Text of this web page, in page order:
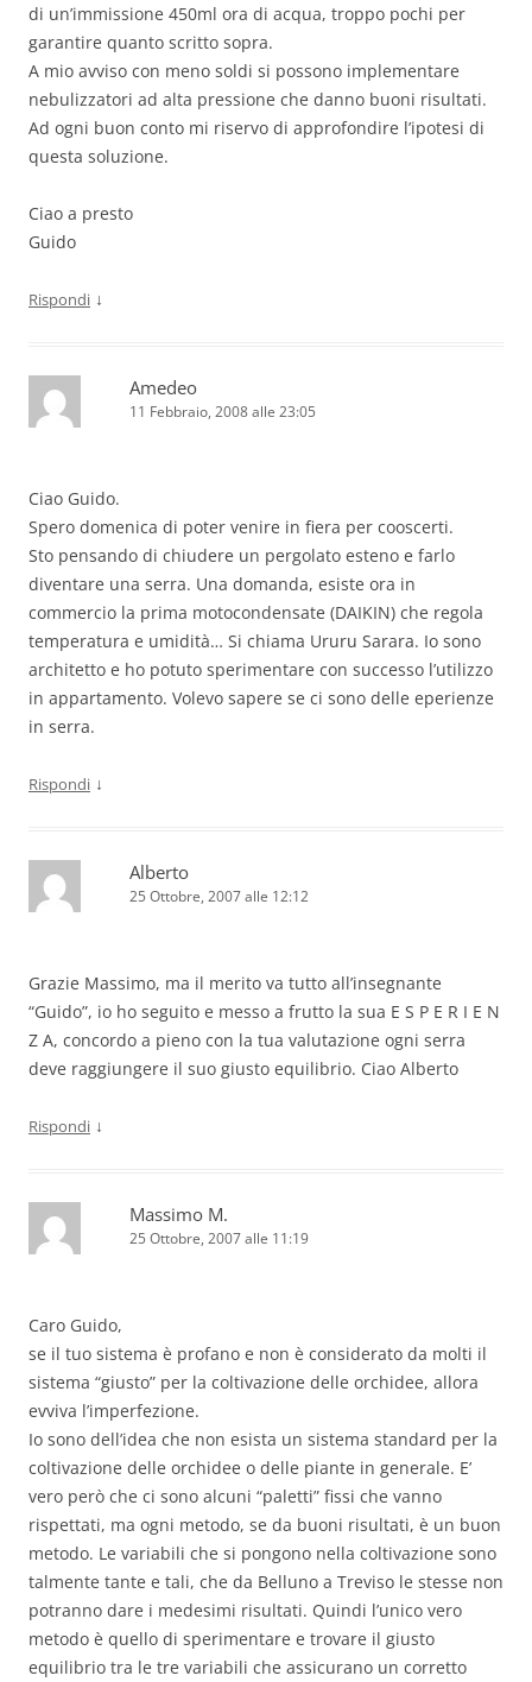
di un’immissione 450ml ora di acqua, troppo pochi per
garantire quanto scritto sopra.
A mio avviso con meno soldi si possono implementare
nebulizzatori ad alta pressione che danno buoni risultati.
Ad ogni buon conto mi riservo di approfondire l’ipotesi di
questa soluzione.
Ciao a presto
Guido
Rispondi ↓
Amedeo
11 Febbraio, 2008 alle 23:05
Ciao Guido.
Spero domenica di poter venire in fiera per cooscerti.
Sto pensando di chiudere un pergolato esteno e farlo
diventare una serra. Una domanda, esiste ora in
commercio la prima motocondensate (DAIKIN) che regola
temperatura e umidità… Si chiama Ururu Sarara. Io sono
architetto e ho potuto sperimentare con successo l’utilizzo
in appartamento. Volevo sapere se ci sono delle eperienze
in serra.
Rispondi ↓
Alberto
25 Ottobre, 2007 alle 12:12
Grazie Massimo, ma il merito va tutto all’insegnante
“Guido”, io ho seguito e messo a frutto la sua E S P E R I E N
Z A, concordo a pieno con la tua valutazione ogni serra
deve raggiungere il suo giusto equilibrio. Ciao Alberto
Rispondi ↓
Massimo M.
25 Ottobre, 2007 alle 11:19
Caro Guido,
se il tuo sistema è profano e non è considerato da molti il
sistema “giusto” per la coltivazione delle orchidee, allora
evviva l’imperfezione.
Io sono dell’idea che non esista un sistema standard per la
coltivazione delle orchidee o delle piante in generale. E’
vero però che ci sono alcuni “paletti” fissi che vanno
rispettati, ma ogni metodo, se da buoni risultati, è un buon
metodo. Le variabili che si pongono nella coltivazione sono
talmente tante e tali, che da Belluno a Treviso le stesse non
potranno dare i medesimi risultati. Quindi l’unico vero
metodo è quello di sperimentare e trovare il giusto
equilibrio tra le tre variabili che assicurano un corretto